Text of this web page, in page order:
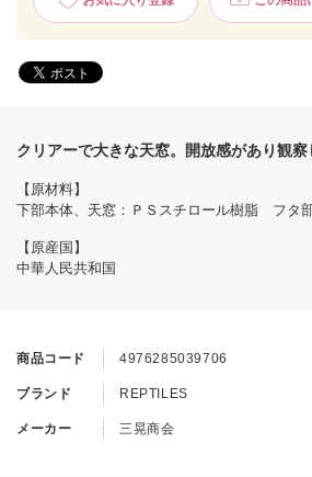
商品コード 4976285039706
ブランド REPTILES
メーカー 三晃商会
クリアーで大きな天窓。開放感があり観
【原材料】
下部本体、天窓：ＰＳスチロール樹脂 フタ
【原産国】
中華人民共和国